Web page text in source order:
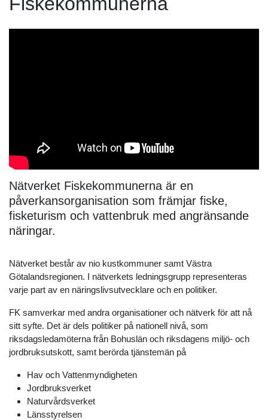
Nätverket Fiskekommunerna är en
påverkansorganisation som främjar fiske,
fisketurism och vattenbruk med angränsande
näringar.
Nätverket består av nio kustkommuner samt Västra
Götalandsregionen. I nätverkets ledningsgrupp representeras
varje part av en näringslivsutvecklare och en politiker.
FK samverkar med andra organisationer och nätverk för att nå
sitt syfte. Det är dels politiker på nationell nivå, som
riksdagsledamöterna från Bohuslän och riksdagens miljö- och
jordbruksutskott, samt berörda tjänstemän på
Hav och Vattenmyndigheten
Jordbruksverket
Naturvårdsverket
Länsstyrelsen